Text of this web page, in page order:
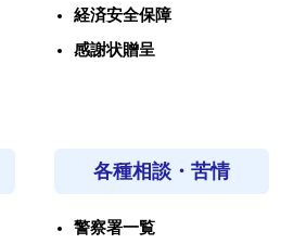
経済安全保障
感謝状贈呈
各種相談・苦情
警察署一覧